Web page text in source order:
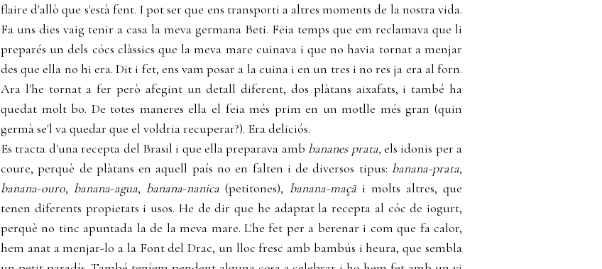
flaire d'allò que s'està fent. I pot ser que ens transporti a altres moments de la nostra vida.
Fa uns dies vaig tenir a casa la meva germana Beti. Feia temps que em reclamava que li
preparés un dels cócs clàssics que la meva mare cuinava i que no havia tornat a menjar
des que ella no hi era. Dit i fet, ens vam posar a la cuina i en un tres i no res ja era al forn.
Ara l'he tornat a fer però afegint un detall diferent, dos plàtans aixafats, i també ha
quedat molt bo. De totes maneres ella el feia més prim en un motlle més gran (quin
germà se'l va quedar que el voldria recuperar?). Era deliciós.
Es tracta d'una recepta del Brasil i que ella preparava amb bananes prata, els idonis per a
coure, perquè de plàtans en aquell país no en falten i de diversos tipus: banana-prata,
banana-ouro, banana-agua, banana-nanica (petitones), banana-maçãi molts altres, que
tenen diferents propietats i usos. He de dir que he adaptat la recepta al cóc de iogurt,
perquè no tinc apuntada la de la meva mare. L'he fet per a berenar i com que fa calor,
hem anat a menjar-lo a la Font del Drac, un lloc fresc amb bambús i heura, que sembla